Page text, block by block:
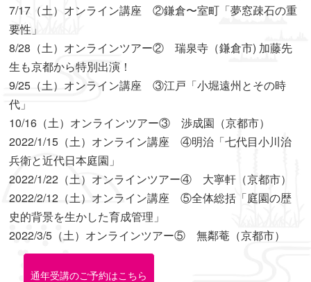
7/17（土）オンライン講座 ②鎌倉〜室町「夢窓疎石の重
要性」
8/28（土）オンラインツアー② 瑞泉寺（鎌倉市) 加藤先
生も京都から特別出演！
9/25（土）オンライン講座 ③江戸「小堀遠州とその時
代」
10/16（土）オンラインツアー③ 渉成園（京都市）
2022/1/15（土）オンライン講座 ④明治「七代目小川治
兵衛と近代日本庭園」
2022/1/22（土）オンラインツアー④ 大寧軒（京都市）
2022/2/12（土）オンライン講座 ⑤全体総括「庭園の歴
史的背景を生かした育成管理」
2022/3/5（土）オンラインツアー⑤ 無鄰菴（京都市）
通年受講のご予約はこちら